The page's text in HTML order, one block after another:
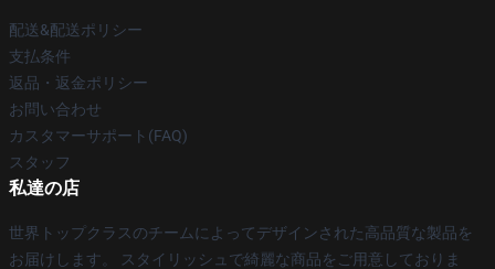
配送&配送ポリシー
支払条件
返品・返金ポリシー
お問い合わせ
カスタマーサポート(FAQ)
スタッフ
私達の店
世界トップクラスのチームによってデザインされた高品質な製品を
お届けします。 スタイリッシュで綺麗な商品をご用意しておりま